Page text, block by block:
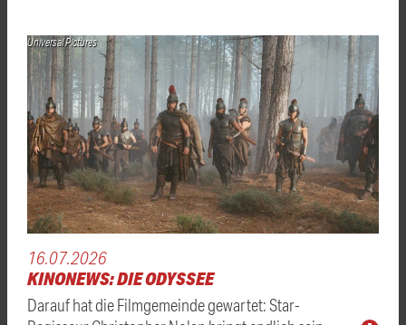
Universal Pictures
16.07.2026
KINONEWS: DIE ODYSSEE
Darauf hat die Filmgemeinde gewartet: Star-